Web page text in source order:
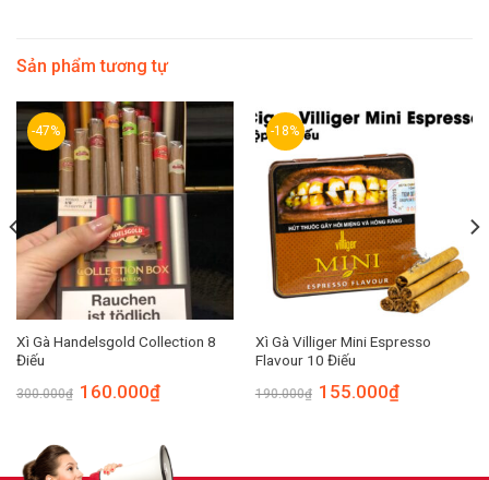
Sản phẩm tương tự
-47%
Xì Gà Handelsgold Collection 8
Điếu
300.000₫ 160.000₫
-18%
Xì Gà Villiger Mini Espresso
Flavour 10 Điếu
190.000₫ 155.000₫